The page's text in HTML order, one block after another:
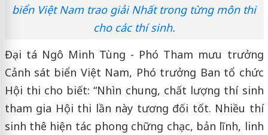
biển Việt Nam trao giải Nhất trong từng môn thi
cho các thí sinh.
Đại tá Ngô Minh Tùng - Phó Tham mưu trưởng
Cảnh sát biển Việt Nam, Phó trưởng Ban tổ chức
Hội thi cho biết: “Nhìn chung, chất lượng thí sinh
tham gia Hội thi lần này tương đối tốt. Nhiều thí
sinh thê hiện tác phong chững chạc, bản lĩnh, linh